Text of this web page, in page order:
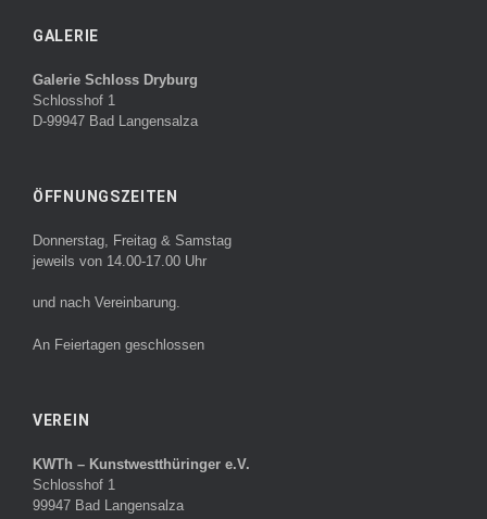
GALERIE
Galerie Schloss Dryburg
Schlosshof 1
D-99947 Bad Langensalza
ÖFFNUNGSZEITEN
Donnerstag, Freitag & Samstag
jeweils von 14.00-17.00 Uhr
und nach Vereinbarung.
An Feiertagen geschlossen
VEREIN
KWTh – Kunstwestthüringer e.V.
Schlosshof 1
99947 Bad Langensalza